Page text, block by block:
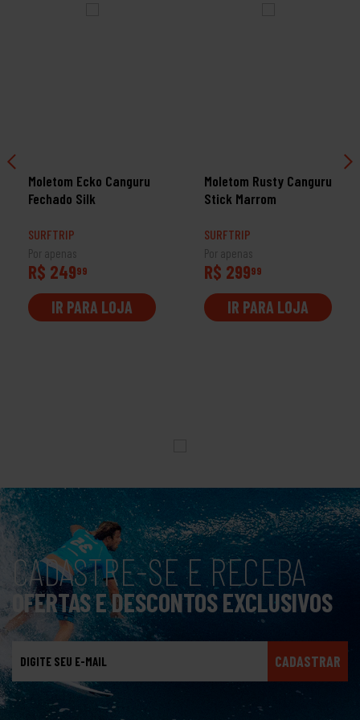
Moletom Ecko Canguru
Fechado Silk
SURFTRIP
Por apenas
R$ 24999
IR PARA LOJA
Moletom Rusty Canguru
Stick Marrom
SURFTRIP
Por apenas
R$ 29999
IR PARA LOJA
CADASTRE-SE E RECEBA
OFERTAS E DESCONTOS EXCLUSIVOS
CADASTRAR